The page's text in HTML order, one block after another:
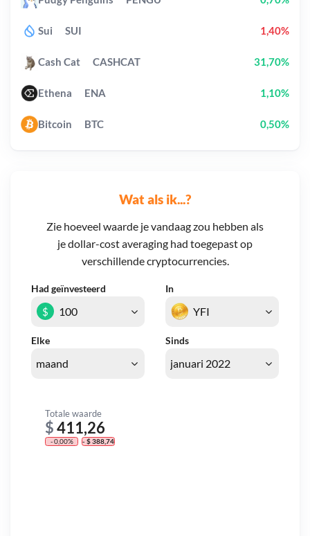
Wat als ik...?
Zie hoeveel waarde je vandaag zou hebben als
je dollar-cost averaging had toegepast op
verschillende cryptocurrencies.
Had geïnvesteerd In
Elke Sinds
$
Totale waarde
$411,26
- 0,00% - $ 388,74
Sui SUI 1,40%
Cash Cat CASHCAT 31,70%
Ethena ENA 1,10%
Bitcoin BTC 0,50%